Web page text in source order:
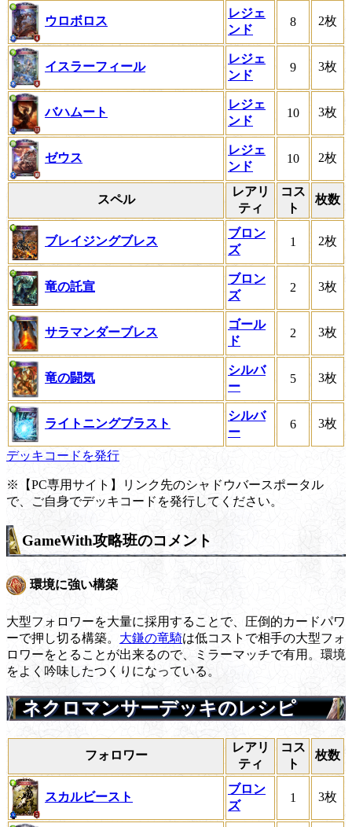
ウロボロス
レジェ
ンド
8 2枚
イスラーフィール
レジェ
ンド
9 3枚
バハムート
レジェ
ンド
10 3枚
ゼウス
レジェ
ンド
10 2枚
スペル
レアリ
ティ
コス
ト
枚数
ブレイジングブレス
ブロン
ズ
1 2枚
竜の託宣
ブロン
ズ
2 3枚
サラマンダーブレス
ゴール
ド
2 3枚
竜の闘気
シルバ
ー
5 3枚
ライトニングブラスト
シルバ
ー
6 3枚
デッキコードを発行
※【PC専用サイト】リンク先のシャドウバースポータル
で、ご自身でデッキコードを発行してください。
GameWith攻略班のコメント
環境に強い構築
大型フォロワーを大量に採用することで、圧倒的カードパワ
ーで押し切る構築。 大鎌の竜騎は低コストで相手の大型フォ
ロワーをとることが出来るので、ミラーマッチで有用。環境
をよく吟味したつくりになっている。
ネクロマンサーデッキのレシピ
フォロワー
レアリ
ティ
コス
ト
枚数
スカルビースト
ブロン
ズ
1 3枚